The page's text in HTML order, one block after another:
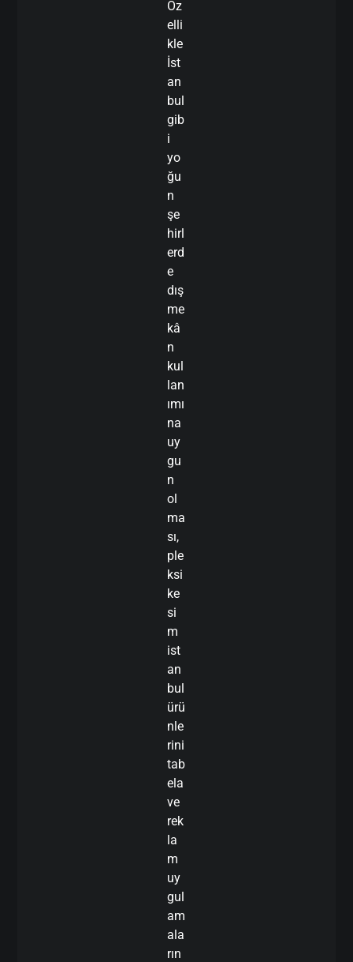
Öz
elli
kle
İst
an
bul
gib
i
yo
ğu
n
şe
hirl
erd
e
dış
me
kâ
n
kul
lan
ımı
na
uy
gu
n
ol
ma
sı,
ple
ksi
ke
si
m
ist
an
bul
ürü
nle
rini
tab
ela
ve
rek
la
m
uy
gul
am
ala
rın